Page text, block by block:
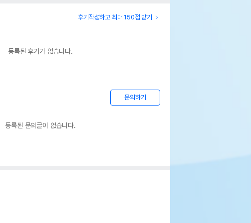
후기작성하고 최대 150점 받기
등록된 후기가 없습니다.
문의하기
등록된 문의글이 없습니다.